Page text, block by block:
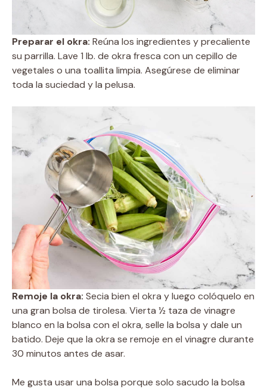
Preparar el okra: Reúna los ingredientes y precaliente
su parrilla. Lave 1 lb. de okra fresca con un cepillo de
vegetales o una toallita limpia. Asegúrese de eliminar
toda la suciedad y la pelusa.
Remoje la okra: Secia bien el okra y luego colóquelo en
una gran bolsa de tirolesa. Vierta ½ taza de vinagre
blanco en la bolsa con el okra, selle la bolsa y dale un
batido. Deje que la okra se remoje en el vinagre durante
30 minutos antes de asar.
Me gusta usar una bolsa porque solo sacudo la bolsa